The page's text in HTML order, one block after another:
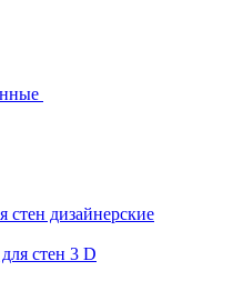
стен дизайнерские
стен 3 D